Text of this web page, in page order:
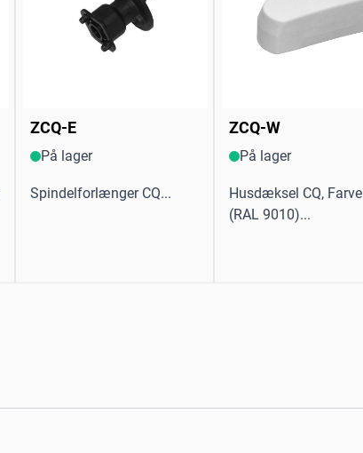
ZCQ-E
På lager
Spindelforlænger CQ...
ZCQ-W
På lager
Husdæksel CQ,
(RAL 9010)...